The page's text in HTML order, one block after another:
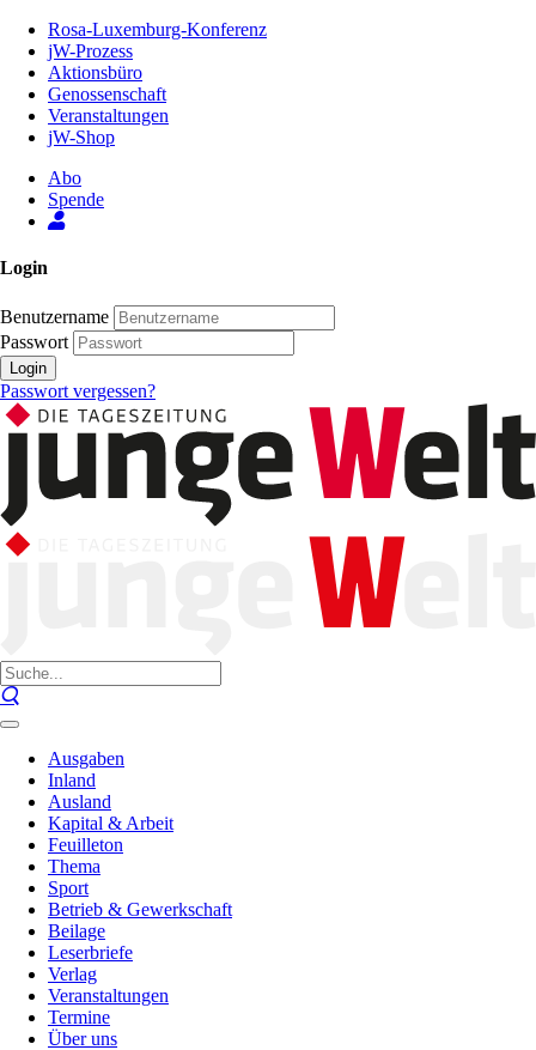
Inhalt
Seite
Rosa-Luxemburg-Konferenz
jW-Prozess
Aktionsbüro
Genossenschaft
Veranstaltungen
jW-Shop
Abo
Spende
Login
Benutzername
Passwort
Login
Passwort vergessen?
Ausgaben
Inland
Ausland
Kapital & Arbeit
Feuilleton
Thema
Sport
Betrieb & Gewerkschaft
Beilage
Leserbriefe
Verlag
Veranstaltungen
Termine
Über uns